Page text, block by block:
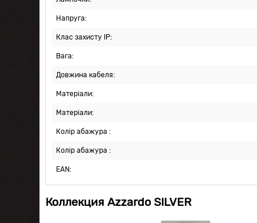
Напруга:
Клас захисту IP:
Вага:
Довжина кабеля:
Матеріали:
Матеріали:
Колір абажура :
Колір абажура :
EAN:
Коллекция Azzardo SILVER